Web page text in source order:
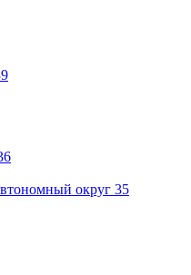
округ 35